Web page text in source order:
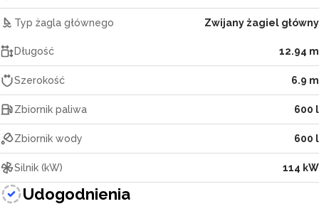
Typ żagla głównego Zwijany żagiel główny
Długość 12.94 m
Szerokość 6.9 m
Zbiornik paliwa 600 l
Zbiornik wody 600 l
Silnik (kW) 114 kW
Udogodnienia